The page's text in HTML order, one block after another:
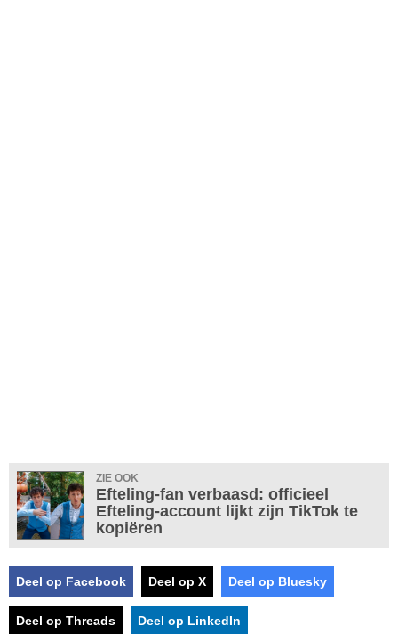
ZIE OOK
Efteling-fan verbaasd: officieel
Efteling-account lijkt zijn TikTok te
kopiëren
Deel op Facebook Deel op X Deel op Bluesky
Deel op Threads Deel op LinkedIn